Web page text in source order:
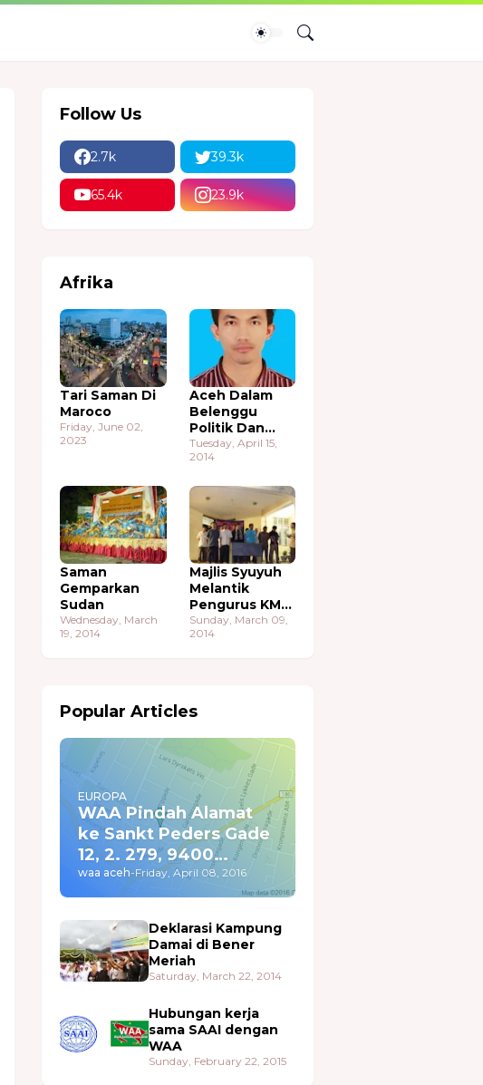
Follow Us
2.7k 39.3k
65.4k 23.9k
Afrika
Tari Saman Di
Maroco
Friday, June 02,
2023
Aceh Dalam
Belenggu
Politik Dan
Ekonomi
Tuesday, April 15,
2014
Saman
Gemparkan
Sudan
Wednesday, March
19, 2014
Majlis Syuyuh
Melantik
Pengurus KMA
Sudan
Sunday, March 09,
2014
Popular Articles
EUROPA
WAA Pindah Alamat
ke Sankt Peders Gade
12, 2. 279, 9400
Nørresundby
waa aceh-Friday, April 08, 2016
Deklarasi Kampung
Damai di Bener
Meriah
Saturday, March 22, 2014
Hubungan kerja
sama SAAI dengan
WAA
Sunday, February 22, 2015